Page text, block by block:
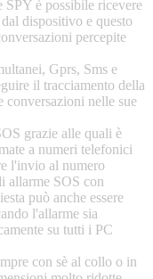
è possibile ricevere
dispositivo e questo
percepite
Gprs, Sms e
il tracciamento della
conversazioni nelle sue
grazie alle quali è
a numeri telefonici
l'invio al numero
allarme SOS con
può anche essere
l'allarme sia
su tutti i PC
con sè al collo o in